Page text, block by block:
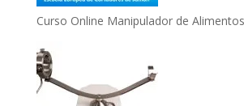
Curso Online Manipulador de